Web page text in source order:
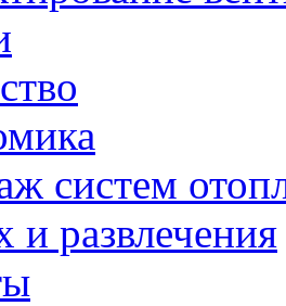
систем
и развлечения